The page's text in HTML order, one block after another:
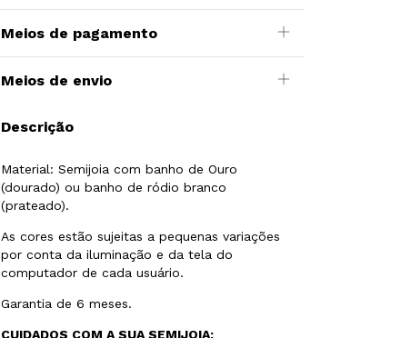
Meios de pagamento
Meios de envio
Descrição
Material: Semijoia com banho de Ouro
(dourado) ou banho de ródio branco
(prateado).
As cores estão sujeitas a pequenas variações
por conta da iluminação e da tela do
computador de cada usuário.
Garantia de 6 meses.
CUIDADOS COM A SUA SEMIJOIA: